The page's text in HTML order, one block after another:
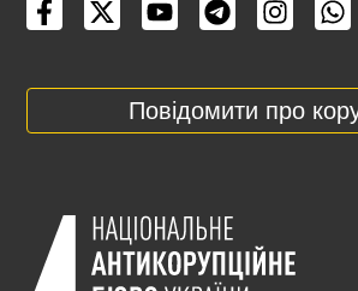
Повідомити про